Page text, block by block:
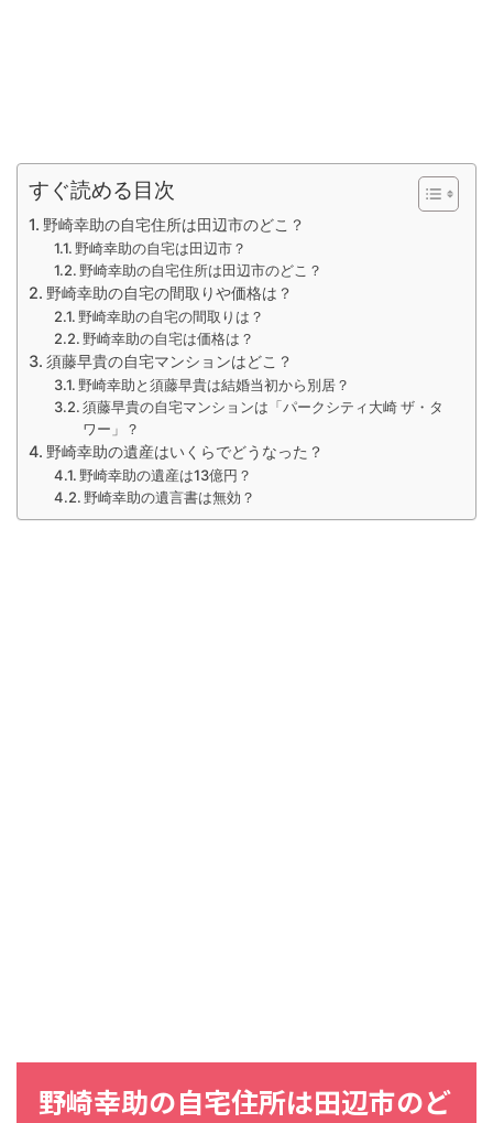
すぐ読める目次
野崎幸助の自宅住所は田辺市のどこ？
野崎幸助の自宅は田辺市？
野崎幸助の自宅住所は田辺市のどこ？
野崎幸助の自宅の間取りや価格は？
野崎幸助の自宅の間取りは？
野崎幸助の自宅は価格は？
須藤早貴の自宅マンションはどこ？
野崎幸助と須藤早貴は結婚当初から別居？
須藤早貴の自宅マンションは「パークシティ大崎 ザ・タ
ワー」？
野崎幸助の遺産はいくらでどうなった？
野崎幸助の遺産は13億円？
野崎幸助の遺言書は無効？
野崎幸助の自宅住所は田辺市のど